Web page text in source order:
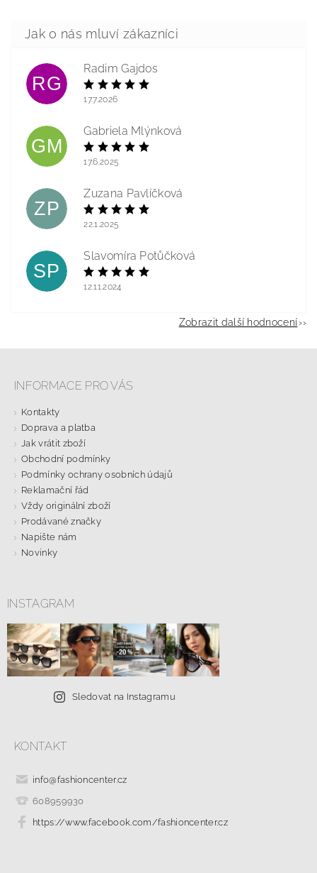
RG
Radim Gajdos
17.7.2026
GM
Gabriela Mlýnková
17.6.2025
ZP
Zuzana Pavlíčková
22.1.2025
SP
Slavomíra Potůčková
12.11.2024
Zobrazit další hodnocení
INFORMACE PRO VÁS
Kontakty
Doprava a platba
Jak vrátit zboží
Obchodní podmínky
Podmínky ochrany osobních údajů
Reklamační řád
Vždy originální zboží
Prodávané značky
Napište nám
Novinky
INSTAGRAM
Sledovat na Instagramu
KONTAKT
info@fashioncenter.cz
608959930
https://www.facebook.com/fashioncenter.cz